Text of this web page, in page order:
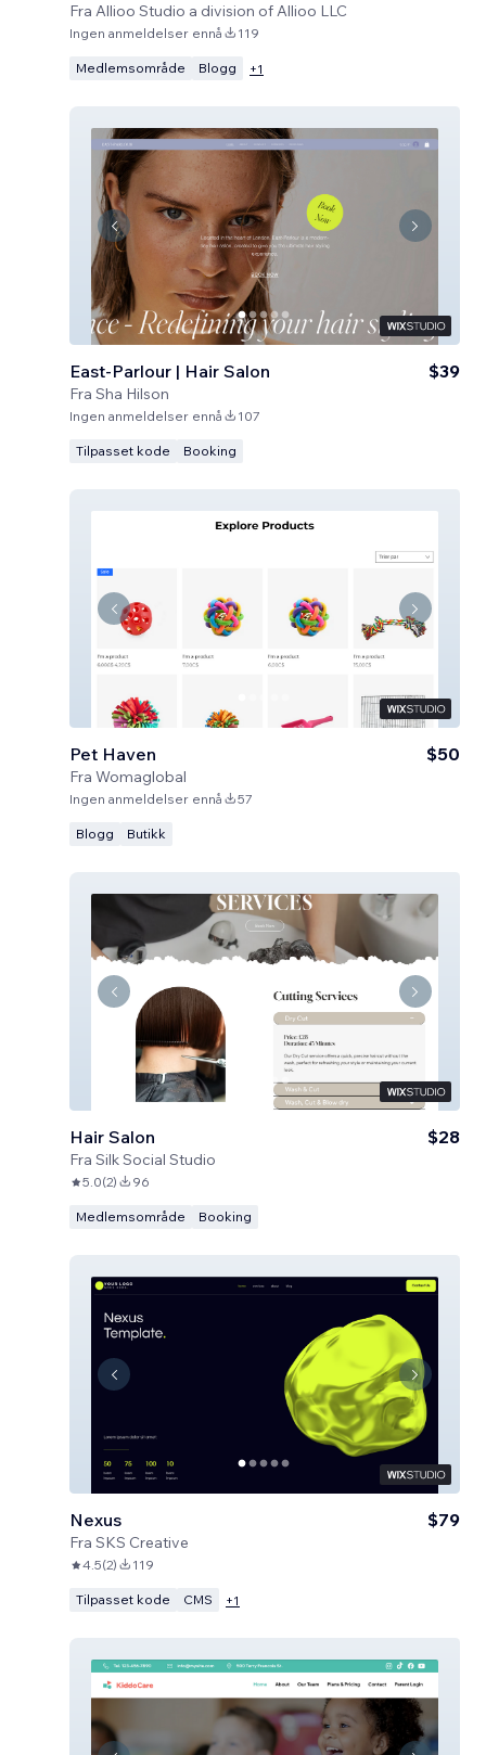
Fra Allioo Studio a division of Allioo LLC
Ingen anmeldelser ennå 119
Medlemsområde Blogg +1
East-Parlour | Hair Salon
Fra Sha Hilson
$39
Ingen anmeldelser ennå 107
Tilpasset kode Booking
Pet Haven
Fra Womaglobal
$50
Ingen anmeldelser ennå 57
Blogg Butikk
Hair Salon
Fra Silk Social Studio
$28
5.0(2) 96
Medlemsområde Booking
Nexus
Fra SKS Creative
$79
4.5(2) 119
Tilpasset kode CMS +1